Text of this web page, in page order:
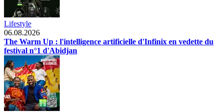
Lifestyle
06.08.2026
The Warm Up : l'intelligence artificielle d'Infinix en vedette du
festival n°1 d'Abidjan